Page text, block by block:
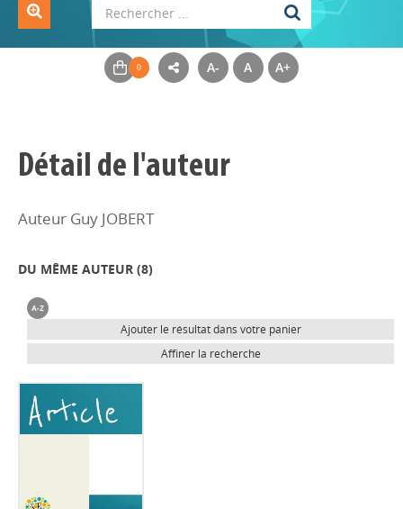
A- A A+
Détail de l'auteur
Auteur Guy JOBERT
DU MÊME AUTEUR (8)
Ajouter le résultat dans votre panier
Affiner la recherche